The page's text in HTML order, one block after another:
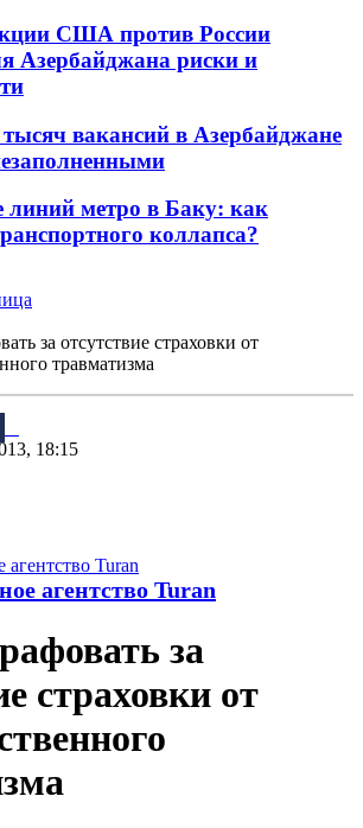
США против России
Азербайджана риски и
вакансий в Азербайджане
линий метро в Баку: как
коллапса?
за отсутствие страховки от
травматизма
18:15
агентство Turan
за
страховки от